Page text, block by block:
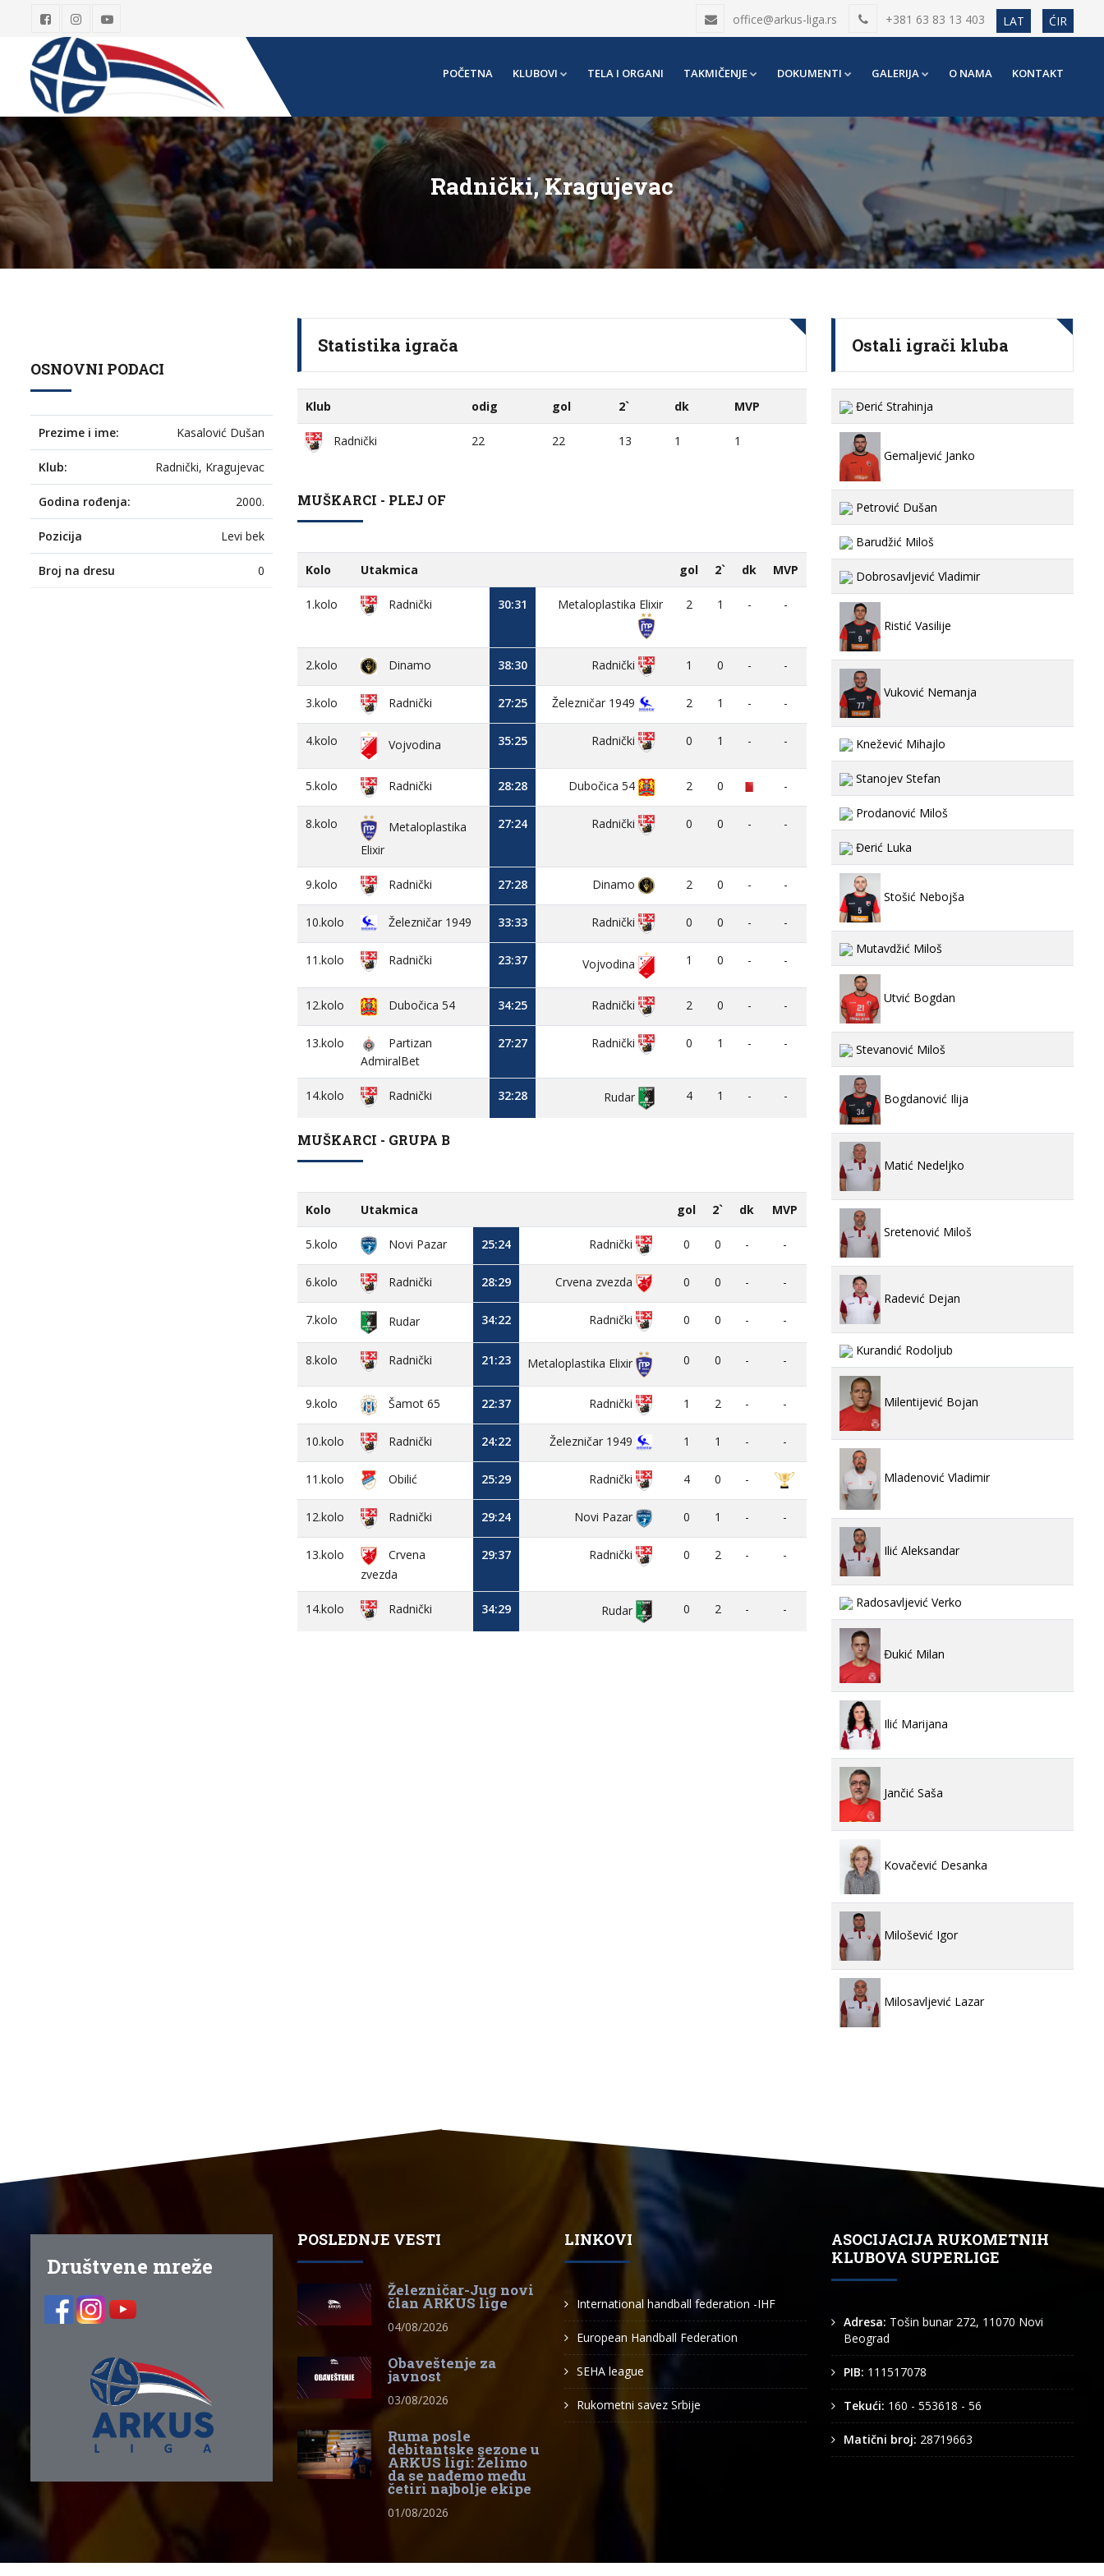
office@arkus-liga.rs +381 63 83 13 403 LAT ĆIR
POČETNA KLUBOVI TELA I ORGANI TAKMIČENJE DOKUMENTI GALERIJA O NAMA KONTAKT
Radnički, Kragujevac
OSNOVNI PODACI
Prezime i ime: Kasalović Dušan
Klub: Radnički, Kragujevac
Godina rođenja: 2000.
Pozicija Levi bek
Broj na dresu 0
Statistika igrača
Klub odig gol 2` dk MVP
Radnički 22 22 13 1 1
MUŠKARCI - PLEJ OF
Kolo Utakmica gol 2` dk MVP
1.kolo Radnički 30:31 Metaloplastika Elixir 2 1 - -
2.kolo Dinamo 38:30 Radnički 1 0 - -
3.kolo Radnički 27:25 Železničar 1949 2 1 - -
4.kolo Vojvodina 35:25 Radnički 0 1 - -
5.kolo Radnički 28:28 Dubočica 54 2 0 -
8.kolo
Metaloplastika
Elixir
27:24 Radnički 0 0 - -
9.kolo Radnički 27:28 Dinamo 2 0 - -
10.kolo Železničar 1949 33:33 Radnički 0 0 - -
11.kolo Radnički 23:37 Vojvodina 1 0 - -
12.kolo Dubočica 54 34:25 Radnički 2 0 - -
13.kolo
Partizan
AdmiralBet
27:27 Radnički 0 1 - -
14.kolo Radnički 32:28 Rudar 4 1 - -
MUŠKARCI - GRUPA B
Kolo Utakmica gol 2` dk MVP
5.kolo Novi Pazar 25:24 Radnički 0 0 - -
6.kolo Radnički 28:29 Crvena zvezda 0 0 - -
7.kolo Rudar 34:22 Radnički 0 0 - -
8.kolo Radnički 21:23 Metaloplastika Elixir 0 0 - -
9.kolo Šamot 65 22:37 Radnički 1 2 - -
10.kolo Radnički 24:22 Železničar 1949 1 1 - -
11.kolo Obilić 25:29 Radnički 4 0 -
12.kolo Radnički 29:24 Novi Pazar 0 1 - -
13.kolo
Crvena
zvezda
29:37 Radnički 0 2 - -
14.kolo Radnički 34:29 Rudar 0 2 - -
Ostali igrači kluba
Đerić Strahinja
Gemaljević Janko
Petrović Dušan
Barudžić Miloš
Dobrosavljević Vladimir
Ristić Vasilije
Vuković Nemanja
Knežević Mihajlo
Stanojev Stefan
Prodanović Miloš
Đerić Luka
Stošić Nebojša
Mutavdžić Miloš
Utvić Bogdan
Stevanović Miloš
Bogdanović Ilija
Matić Nedeljko
Sretenović Miloš
Radević Dejan
Kurandić Rodoljub
Milentijević Bojan
Mladenović Vladimir
Ilić Aleksandar
Radosavljević Verko
Đukić Milan
Ilić Marijana
Jančić Saša
Kovačević Desanka
Milošević Igor
Milosavljević Lazar
Društvene mreže
POSLEDNJE VESTI
Železničar-Jug novi
član ARKUS lige
04/08/2026
Obaveštenje za
javnost
03/08/2026
Ruma posle
debitantske sezone u
ARKUS ligi: Želimo
da se nađemo među
četiri najbolje ekipe
01/08/2026
LINKOVI
International handball federation -IHF
European Handball Federation
SEHA league
Rukometni savez Srbije
ASOCIJACIJA RUKOMETNIH
KLUBOVA SUPERLIGE
Adresa: Tošin bunar 272, 11070 Novi
Beograd
PIB: 111517078
Tekući: 160 - 553618 - 56
Matični broj: 28719663